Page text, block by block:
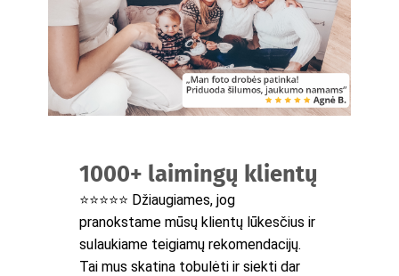
1000+ laimingų klientų
⭐⭐⭐⭐⭐ Džiaugiames, jog
pranokstame mūsų klientų lūkesčius ir
sulaukiame teigiamų rekomendacijų.
Tai mus skatina tobulėti ir siekti dar